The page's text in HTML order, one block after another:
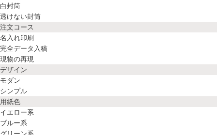
白封筒
透けない封筒
注文コース
名入れ印刷
完全データ入稿
現物の再現
デザイン
モダン
シンプル
用紙色
イエロー系
ブルー系